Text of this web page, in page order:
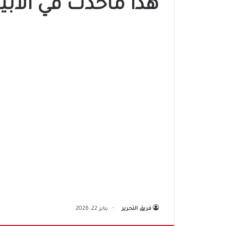
هذا ماحدث في
فريق التحرير يناير 22, 2026